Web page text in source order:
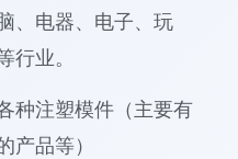
、电器、电子、玩
行业。
种注塑模件（主要有
产品等）